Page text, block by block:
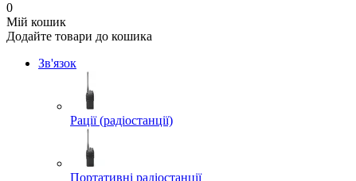
0
Мій кошик
Додайте товари до кошика
Зв'язок
Рації (радіостанції)
Портативні радіостанції